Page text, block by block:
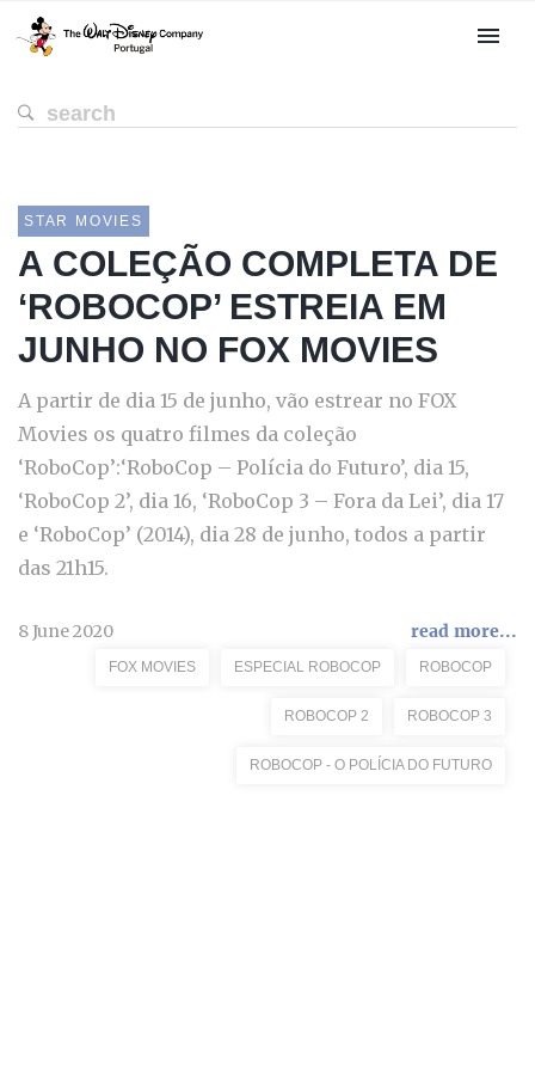
STAR MOVIES
A COLEÇÃO COMPLETA DE
‘ROBOCOP’ ESTREIA EM
JUNHO NO FOX MOVIES
A partir de dia 15 de junho, vão estrear no FOX
Movies os quatro filmes da coleção
‘RoboCop’:‘RoboCop – Polícia do Futuro’, dia 15,
‘RoboCop 2’, dia 16, ‘RoboCop 3 – Fora da Lei’, dia 17
e ‘RoboCop’ (2014), dia 28 de junho, todos a partir
das 21h15.
8 June 2020 read more...
FOX MOVIES ESPECIAL ROBOCOP ROBOCOP
ROBOCOP 2 ROBOCOP 3
ROBOCOP - O POLÍCIA DO FUTURO